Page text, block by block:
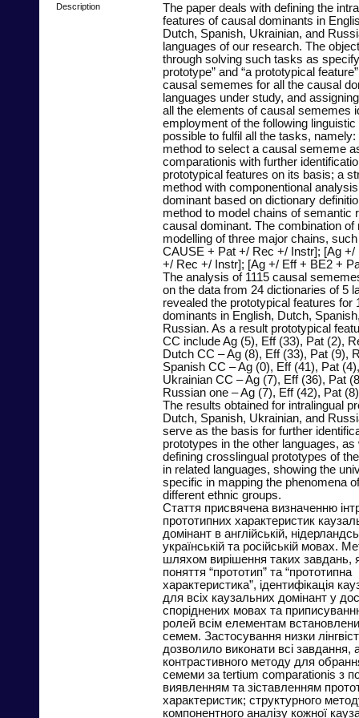
Description
The paper deals with defining the
features of causal dominants in
Dutch, Spanish, Ukrainian, and
languages of our research. The
through solving such tasks as
prototype” and “a prototypical
causal sememes for all the causal
languages under study, and
all the elements of causal sememes
employment of the following
possible to fulfil all the tasks,
method to select a causal sememe
comparationis with further
prototypical features on its basis; a
method with componentional
dominant based on dictionary
method to model chains of semantic
causal dominant. The combination of
modelling of three major chains,
CAUSE + Pat +/ Rec +/ Instr]; [Ag +/
+/ Rec +/ Instr]; [Ag +/ Eff + BE2 +
The analysis of 1115 causal
on the data from 24 dictionaries of 5
revealed the prototypical features for
dominants in English, Dutch,
Russian. As a result prototypical
CC include Ag (5), Eff (33), Pat (2),
Dutch CC – Ag (8), Eff (33), Pat (9),
Spanish CC – Ag (0), Eff (41), Pat
Ukrainian CC – Ag (7), Eff (36), Pat
Russian one – Ag (7), Eff (42), Pat
The results obtained for intralingual
Dutch, Spanish, Ukrainian, and
serve as the basis for further
prototypes in the other languages, as
defining crosslingual prototypes of
in related languages, showing the
specific in mapping the phenomena
different ethnic groups.
Стаття присвячена визначенню
прототипних характеристик
домінант в англійській,
українській та російській мовах.
шляхом вирішення таких завдань,
поняття “прототип” та “прототипна
характеристика”, ідентифікація
для всіх каузальних домінант у
споріднених мовах та
ролей всім елементам
семем. Застосування низки
дозволило виконати всі завдання,
контрастивного методу для
семеми за tertium comparationis з
виявленням та зіставленням
характеристик; структурного
компонентного аналізу кожної